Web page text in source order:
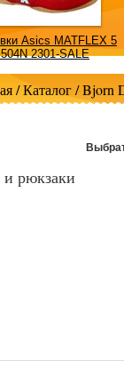
Asics MATFLEX 5
2301-SALE
/ Каталог /Bjorn
рюкзаки